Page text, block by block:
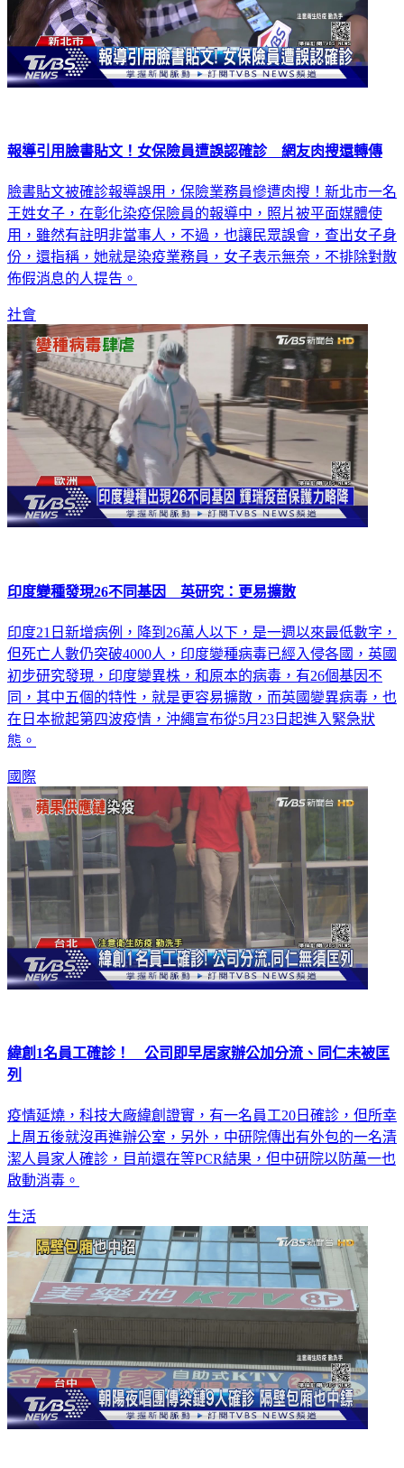
報導引用臉書貼文！女保險員遭誤認確診 網友肉搜還轉傳
臉書貼文被確診報導誤用，保險業務員慘遭肉搜！新北市一名
王姓女子，在彰化染疫保險員的報導中，照片被平面媒體使
用，雖然有註明非當事人，不過，也讓民眾誤會，查出女子身
份，還指稱，她就是染疫業務員，女子表示無奈，不排除對散
佈假消息的人提告。
社會
印度變種發現26不同基因 英研究：更易擴散
印度21日新增病例，降到26萬人以下，是一週以來最低數字，
但死亡人數仍突破4000人，印度變種病毒已經入侵各國，英國
初步研究發現，印度變異株，和原本的病毒，有26個基因不
同，其中五個的特性，就是更容易擴散，而英國變異病毒，也
在日本掀起第四波疫情，沖繩宣布從5月23日起進入緊急狀
態。
國際
緯創1名員工確診！ 公司即早居家辦公加分流、同仁未被匡
列
疫情延燒，科技大廠緯創證實，有一名員工20日確診，但所幸
上周五後就沒再進辦公室，另外，中研院傳出有外包的一名清
潔人員家人確診，目前還在等PCR結果，但中研院以防萬一也
啟動消毒。
生活